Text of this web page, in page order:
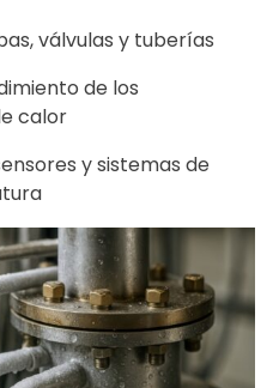
válvulas y tuberías
de los
calor
y sistemas de